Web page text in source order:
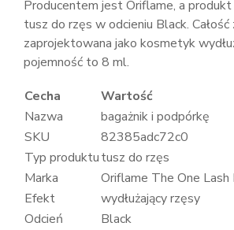
Producentem jest Oriflame, a
tusz do rzęs w odcieniu Black. Całość
zaprojektowana jako kosmetyk
pojemność to 8 ml.
Cecha
Wartość
Nazwa
bagażnik i podpórkę
SKU
82385adc72c0
Typ produktutusz do rzęs
Marka
Oriflame The One Lash
Efekt
wydłużający rzęsy
Odcień
Black